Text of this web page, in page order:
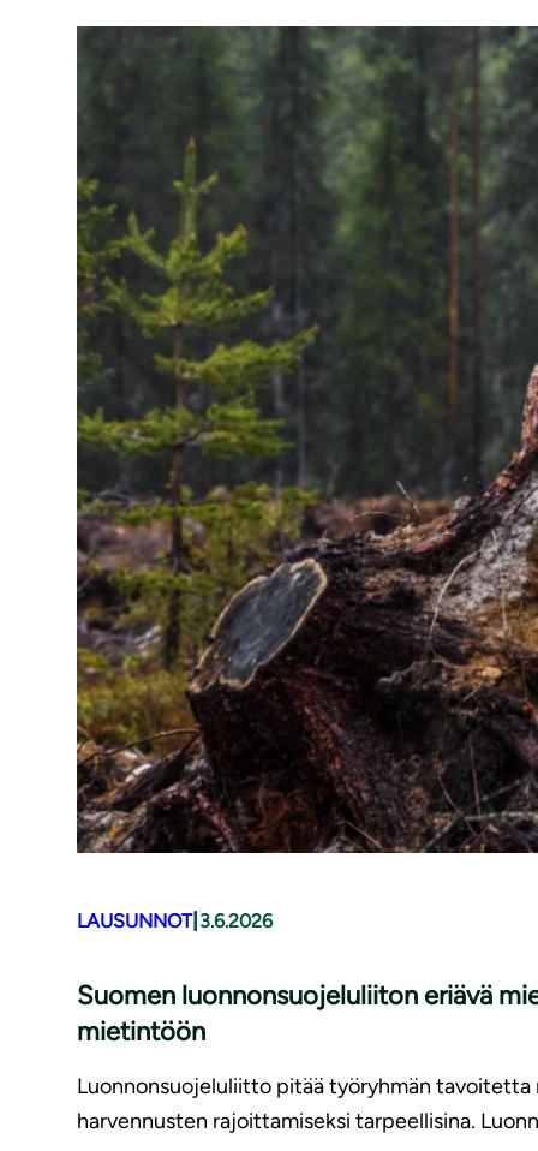
LAUSUNNOT| 3.6.2026
Suomen luonnonsuojeluliiton eriävä
mietintöön
Luonnonsuojeluliitto pitää työryhmän
harvennusten rajoittamiseksi tarpeellisina.